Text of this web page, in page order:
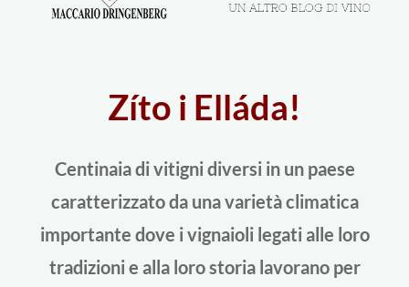
Zíto i Elláda!
Centinaia di vitigni diversi in un paese
caratterizzato da una varietà climatica
importante dove i vignaioli legati alle loro
tradizioni e alla loro storia lavorano per